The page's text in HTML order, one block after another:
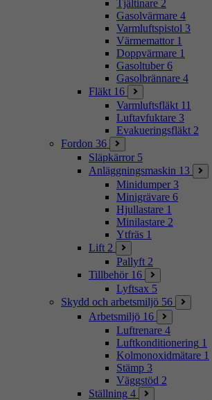
Tjältinare 2
Gasolvärmare 4
Varmluftspistol 3
Värmemattor 1
Doppvärmare 1
Gasoltuber 6
Gasolbrännare 4
Fläkt 16
Varmluftsfläkt 11
Luftavfuktare 3
Evakueringsfläkt 2
Fordon 36
Släpkärror 5
Anläggningsmaskin 13
Minidumper 3
Minigrävare 6
Hjullastare 1
Minilastare 2
Ytfräs 1
Lift 2
Pallyft 2
Tillbehör 16
Lyftsax 5
Skydd och arbetsmiljö 56
Arbetsmiljö 16
Luftrenare 4
Luftkonditionering 1
Kolmonoxidmätare 1
Stämp 3
Väggstöd 2
Ställning 4